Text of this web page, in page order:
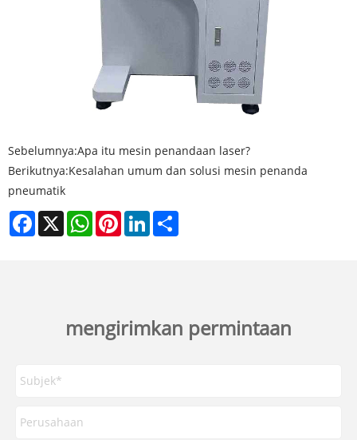
Sebelumnya:Apa itu mesin penandaan laser?
Berikutnya:Kesalahan umum dan solusi mesin penanda
pneumatik
Facebook
X WhatsAppPinterestLinkedIn
mengirimkan permintaan